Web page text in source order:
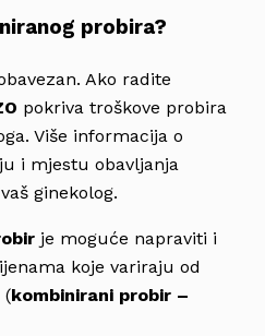
probira?
Ako radite
pokriva troškove probira
Više informacija o
i mjestu obavljanja
ginekolog.
je moguće napraviti i
koje variraju od
(kombinirani probir –